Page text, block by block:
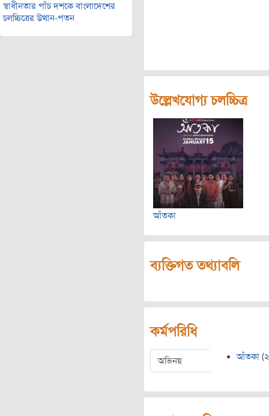
স্বাধীনতার পাঁচ দশকে বাংলাদেশের
চলচ্চিত্রের উত্থান-পতন
উল্লেখযোগ্য চলচ্চিত্র
আঁতকা
ব্যক্তিগত তথ্যাবলি
কর্মপরিধি
অভিনয় আঁতকা (